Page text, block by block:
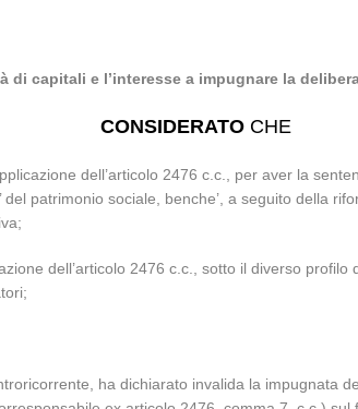
di capitali e l’interesse a impugnare la
CONSIDERATOCHE
dell’articolo 2476 c.c., per aver la
del patrimonio sociale, benche’, a seguito della
dell’articolo 2476 c.c., sotto il diverso
ha dichiarato invalida la impugnata